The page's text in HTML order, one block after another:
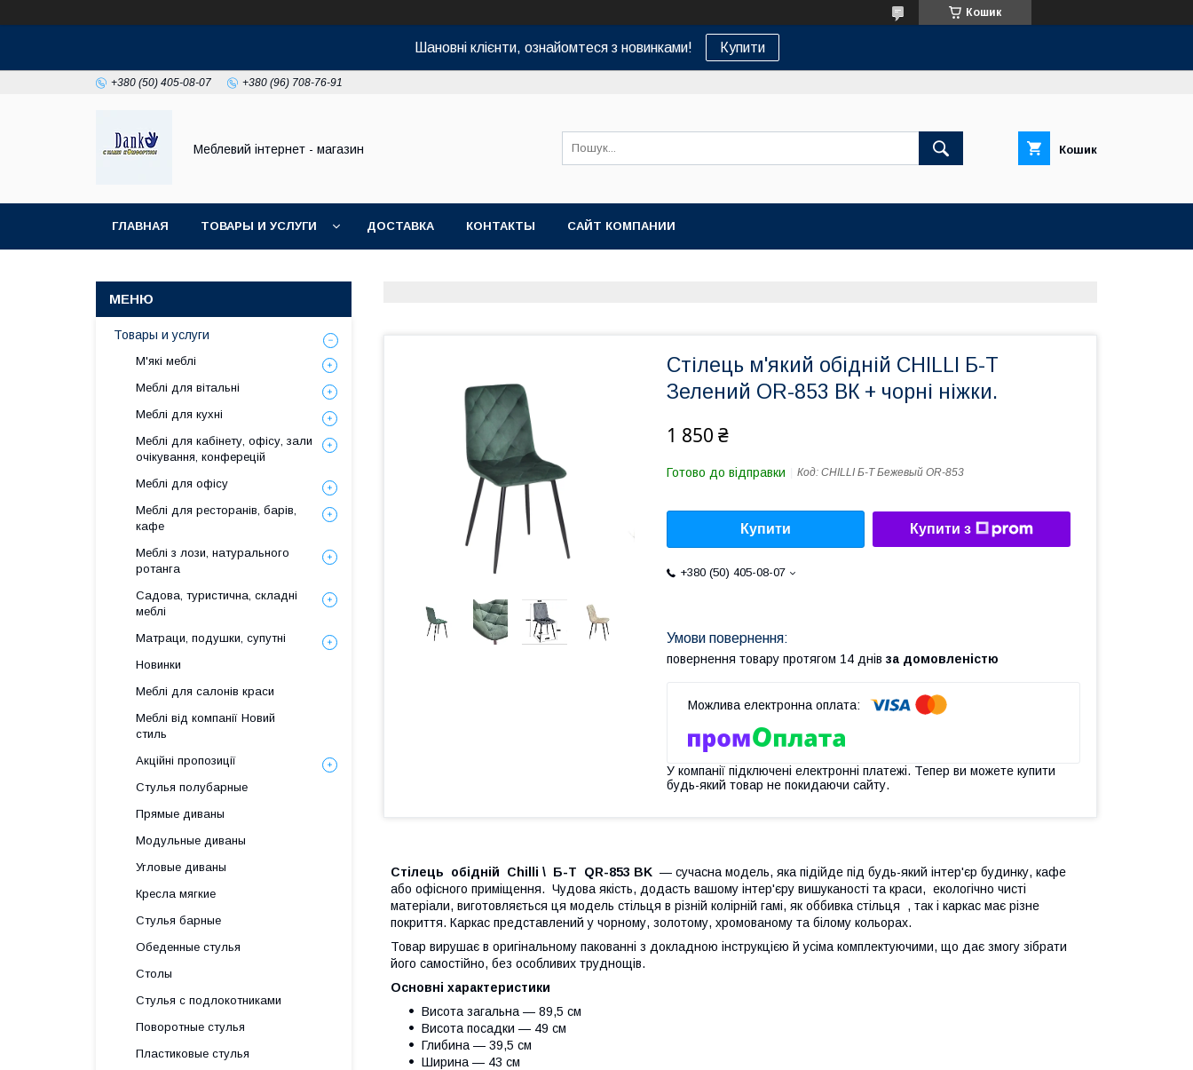
Кошик
Шановні клієнти, ознайомтеся з новинками! Купити
+380 (50) 405-08-07 +380 (96) 708-76-91
Меблевий інтернет - магазин Кошик
ГЛАВНАЯ ТОВАРЫ И УСЛУГИ ДОСТАВКА КОНТАКТЫ САЙТ КОМПАНИИ
Стілець м'який обідній CHILLI Б-Т
Зелений OR-853 ВК + чорні ніжки.
1 850 ₴
Готово до відправки Код: CHILLI Б-Т Бежевый OR-853
Купити Купити з
+380 (50) 405-08-07
повернення товару протягом 14 днів за домовленістю
У компанії підключені електронні платежі. Тепер ви можете купити
будь-який товар не покидаючи сайту.
Стілець обідній Chilli \ Б-Т QR-853 BK — сучасна модель, яка підійде під будь-який інтер'єр будинку, кафе
або офісного приміщення. Чудова якість, додасть вашому інтер'єру вишуканості та краси, екологічно чисті
матеріали, виготовляється ця модель стільця в різній колірній гамі, як оббивка стільця , так і каркас має різне
покриття. Каркас представлений у чорному, золотому, хромованому та білому кольорах.
Товар вирушає в оригінальному пакованні з докладною інструкцією й усіма комплектуючими, що дає змогу зібрати
його самостійно, без особливих труднощів.
Основні характеристики
Висота загальна — 89,5 см
Висота посадки — 49 см
Глибина — 39,5 см
Ширина — 43 см
Товары и услуги
М'які меблі
Меблі для вітальні
Меблі для кухні
Меблі для кабінету, офісу, зали
очікування, конферецій
Меблі для офісу
Меблі для ресторанів, барів,
кафе
Меблі з лози, натурального
ротанга
Садова, туристична, складні
меблі
Матраци, подушки, супутні
Новинки
Меблі для салонів краси
Меблі від компанії Новий
стиль
Акційні пропозиції
Стулья полубарные
Прямые диваны
Модульные диваны
Угловые диваны
Кресла мягкие
Стулья барные
Обеденные стулья
Столы
Стулья с подлокотниками
Поворотные стулья
Пластиковые стулья